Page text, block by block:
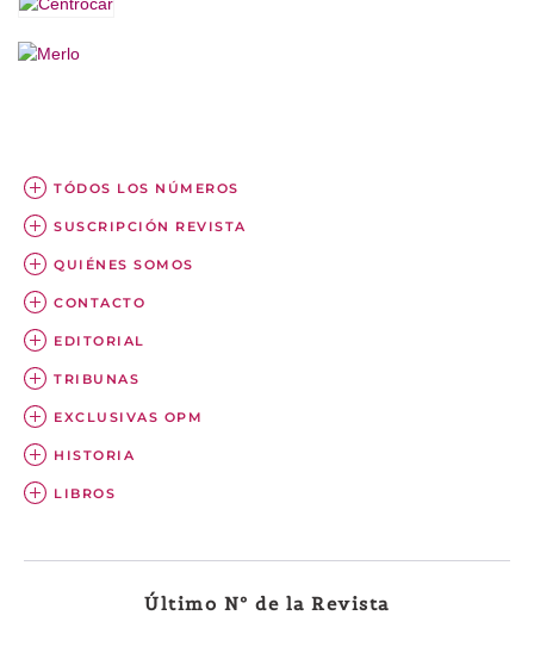
TÓDOS LOS NÚMEROS
SUSCRIPCIÓN REVISTA
QUIÉNES SOMOS
CONTACTO
EDITORIAL
TRIBUNAS
EXCLUSIVAS OPM
HISTORIA
LIBROS
Último Nº de la Revista